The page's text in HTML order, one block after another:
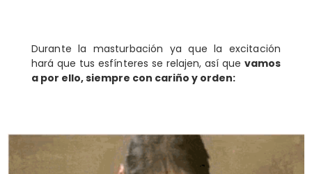
Durante la masturbación ya que la excitación
hará que tus esfínteres se relajen, así que vamos
a por ello, siempre con cariño y orden: